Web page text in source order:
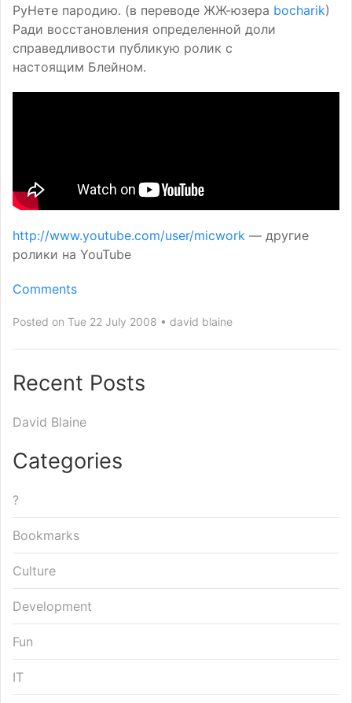
РуНете пародию. (в переводе ЖЖ-юзера bocharik)
Ради восстановления определенной доли
справедливости публикую ролик с
настоящим Блейном.
http://www.youtube.com/user/micwork — другие
ролики на YouTube
Comments
Posted on Tue 22 July 2008 david blaine
Recent Posts
David Blaine
Categories
?
Bookmarks
Culture
Development
Fun
IT